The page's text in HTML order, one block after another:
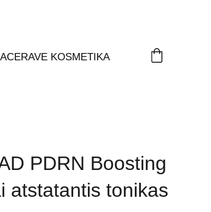
CERAVE KOSMETIKA
PDRN Boosting
atstatantis tonikas